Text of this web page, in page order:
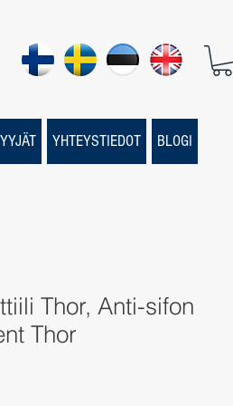
YHTEYSTIEDOT BLOGI
Thor, Anti-sifon
Thor